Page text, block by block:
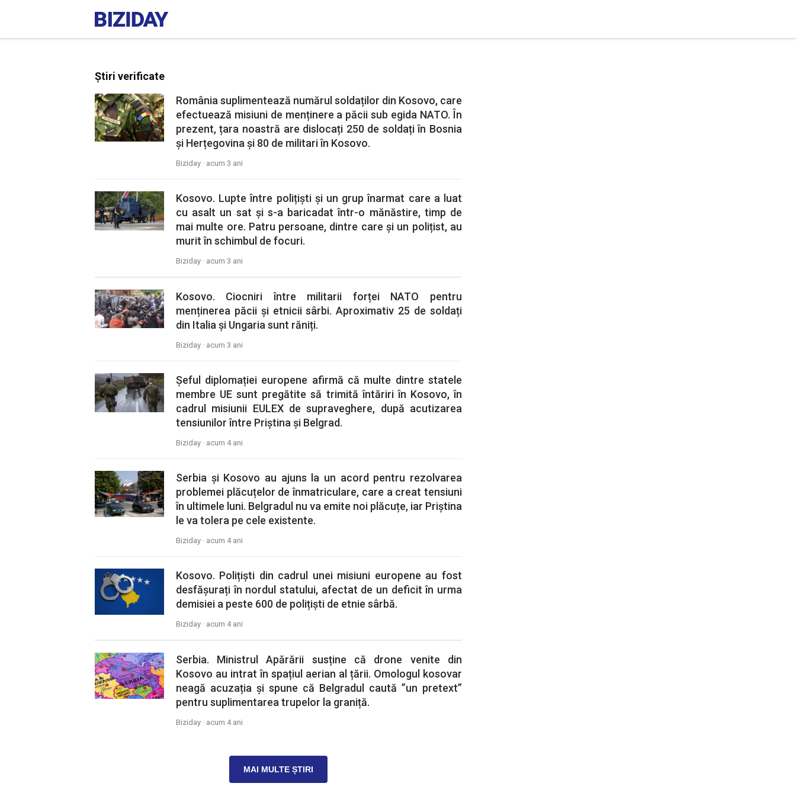
Știri verificate
România suplimentează numărul soldaților din Kosovo, care
efectuează misiuni de menținere a păcii sub egida NATO. În
prezent, țara noastră are dislocați 250 de soldați în Bosnia
și Herțegovina și 80 de militari în Kosovo.
Biziday · acum 3 ani
Kosovo. Lupte între polițiști și un grup înarmat care a luat
cu asalt un sat și s-a baricadat într-o mănăstire, timp de
mai multe ore. Patru persoane, dintre care și un polițist, au
murit în schimbul de focuri.
Biziday · acum 3 ani
Kosovo. Ciocniri între militarii forței NATO pentru
menținerea păcii și etnicii sârbi. Aproximativ 25 de soldați
din Italia și Ungaria sunt răniți.
Biziday · acum 3 ani
Șeful diplomației europene afirmă că multe dintre statele
membre UE sunt pregătite să trimită întăriri în Kosovo, în
cadrul misiunii EULEX de supraveghere, după acutizarea
tensiunilor între Priștina și Belgrad.
Biziday · acum 4 ani
Serbia și Kosovo au ajuns la un acord pentru rezolvarea
problemei plăcuțelor de înmatriculare, care a creat tensiuni
în ultimele luni. Belgradul nu va emite noi plăcuțe, iar Priștina
le va tolera pe cele existente.
Biziday · acum 4 ani
Kosovo. Polițiști din cadrul unei misiuni europene au fost
desfășurați în nordul statului, afectat de un deficit în urma
demisiei a peste 600 de polițiști de etnie sârbă.
Biziday · acum 4 ani
Serbia. Ministrul Apărării susține că drone venite din
Kosovo au intrat în spațiul aerian al țării. Omologul kosovar
neagă acuzația și spune că Belgradul caută ”un pretext”
pentru suplimentarea trupelor la graniță.
Biziday · acum 4 ani
MAI MULTE ȘTIRI